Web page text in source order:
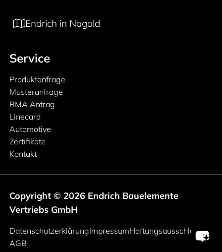
Endrich in Nagold
Service
Produktanfrage
Musteranfrage
RMA Antrag
Linecard
Automotive
Zertifikate
Kontakt
Copyright © 2026 Endrich Bauelemente
Vertriebs GmbH
Rechtliche Informationen
DatenschutzerklärungImpressumHaftungsausschluss
AGB